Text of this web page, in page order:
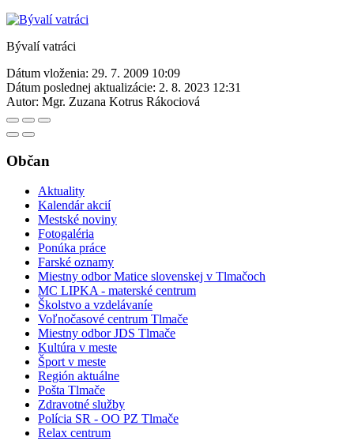
Bývalí vatráci
Dátum vloženia: 29. 7. 2009 10:09
Dátum poslednej aktualizácie: 2. 8. 2023 12:31
Autor: Mgr. Zuzana Kotrus Rákociová
Občan
Aktuality
Kalendár akcií
Mestské noviny
Fotogaléria
Ponúka práce
Farské oznamy
Miestny odbor Matice slovenskej v Tlmačoch
MC LIPKA - materské centrum
Školstvo a vzdelávaníe
Voľnočasové centrum Tlmače
Miestny odbor JDS Tlmače
Kultúra v meste
Šport v meste
Región aktuálne
Pošta Tlmače
Zdravotné služby
Polícia SR - OO PZ Tlmače
Relax centrum